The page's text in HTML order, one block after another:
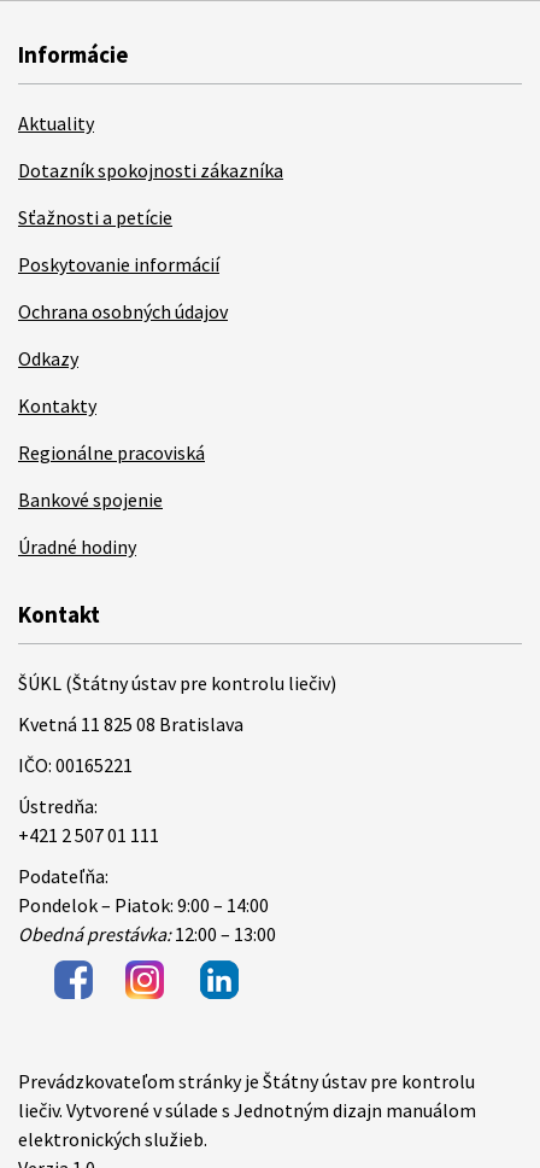
Informácie
Aktuality
Dotazník spokojnosti zákazníka
Sťažnosti a petície
Poskytovanie informácií
Ochrana osobných údajov
Odkazy
Kontakty
Regionálne pracoviská
Bankové spojenie
Úradné hodiny
Kontakt
ŠÚKL (Štátny ústav pre kontrolu liečiv)
Kvetná 11 825 08 Bratislava
IČO: 00165221
Ústredňa:
+421 2 507 01 111
Podateľňa:
Pondelok – Piatok: 9:00 – 14:00
Obedná prestávka:12:00 – 13:00
Items
Prevádzkovateľom stránky je Štátny ústav pre kontrolu
liečiv. Vytvorené v súlade s Jednotným dizajn manuálom
elektronických služieb.